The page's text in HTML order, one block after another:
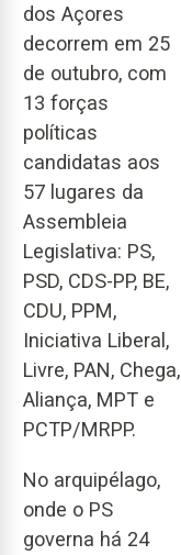
dos Açores
decorrem em 25
de outubro, com
13 forças
políticas
candidatas aos
57 lugares da
Assembleia
Legislativa: PS,
PSD, CDS-PP, BE,
CDU, PPM,
Iniciativa Liberal,
Livre, PAN, Chega,
Aliança, MPT e
PCTP/MRPP.
No arquipélago,
onde o PS
governa há 24